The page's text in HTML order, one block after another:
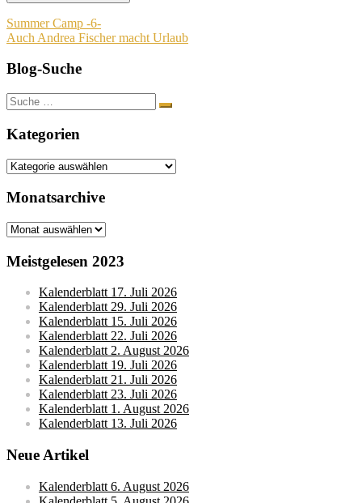
Beitragsnavigation
Summer Camp -6-
Auch Andrea Fischer macht Urlaub
Blog-Suche
Suche
nach:
Kategorien
Kategorien
Monatsarchive
Monatsarchive
Meistgelesen 2023
Kalenderblatt 17. Juli 2026
Kalenderblatt 29. Juli 2026
Kalenderblatt 15. Juli 2026
Kalenderblatt 22. Juli 2026
Kalenderblatt 2. August 2026
Kalenderblatt 19. Juli 2026
Kalenderblatt 21. Juli 2026
Kalenderblatt 23. Juli 2026
Kalenderblatt 1. August 2026
Kalenderblatt 13. Juli 2026
Neue Artikel
Kalenderblatt 6. August 2026